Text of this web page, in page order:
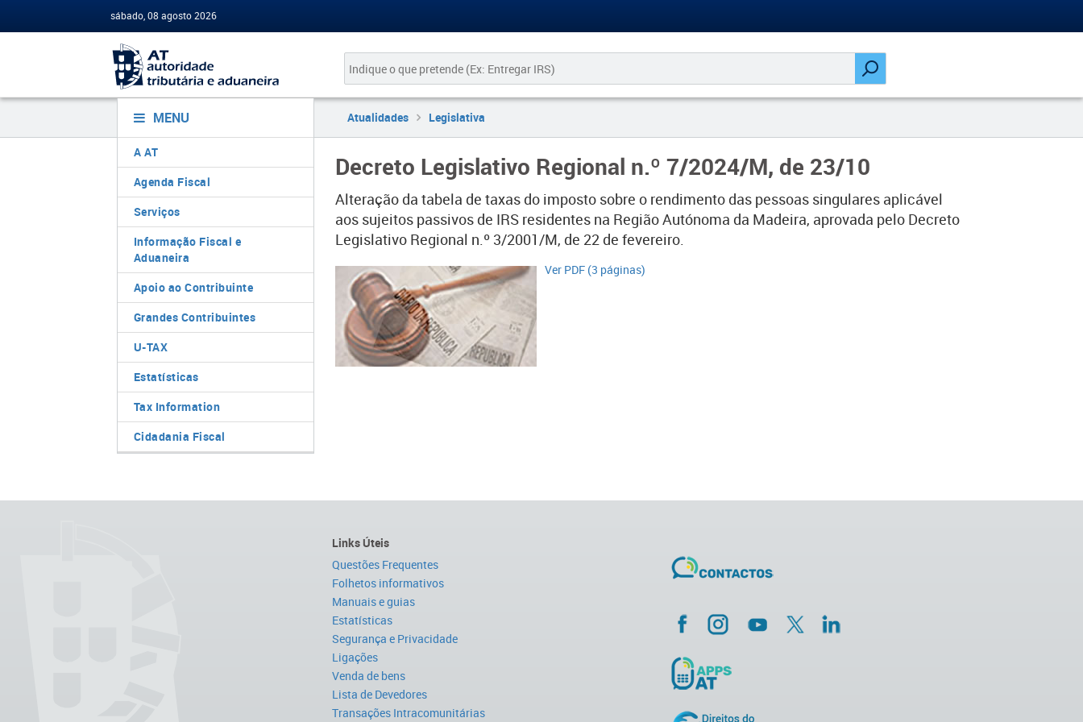
sábado, 08 agosto 2026
MENU
A AT
Agenda Fiscal
Serviços
Informação Fiscal e
Aduaneira
Apoio ao Contribuinte
Grandes Contribuintes
U-TAX
Estatísticas
Tax Information
Cidadania Fiscal
Atualidades Legislativa
Decreto Legislativo Regional n.º 7/2024/M, de 23/10
Alteração da tabela de taxas do imposto sobre o rendimento das pessoas singulares aplicável
aos sujeitos passivos de IRS residentes na Região Autónoma da Madeira, aprovada pelo Decreto
Legislativo Regional n.º 3/2001/M, de 22 de fevereiro.
​Ver PDF (3 páginas)​
Links Úteis
Questões Frequentes
Folhetos informativos
Manuais e guias
Estatísticas
Segurança e Privacidade
Ligações
Venda de bens
Lista de Devedores
Transações Intracomunitárias